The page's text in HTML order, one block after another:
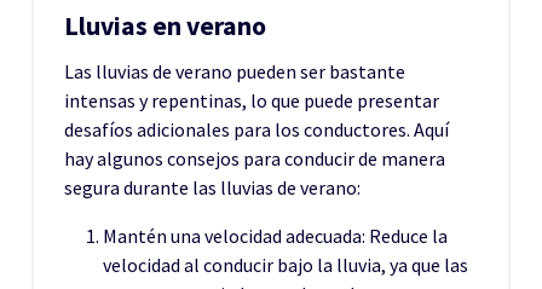
Lluvias en verano
Las lluvias de verano pueden ser bastante
intensas y repentinas, lo que puede presentar
desafíos adicionales para los conductores. Aquí
hay algunos consejos para conducir de manera
segura durante las lluvias de verano:
Mantén una velocidad adecuada: Reduce la
velocidad al conducir bajo la lluvia, ya que las